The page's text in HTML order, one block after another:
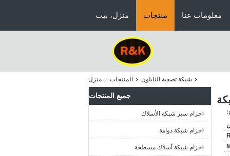
منزل، بيت منتجات معلومات عنا
منزل المنتجات شبكة تصفية النايلون
جميع المنتجات
حزام سير شبكة الأسلاك
حزام شبكة دوامة
حزام شبكة أسلاك مسطحة